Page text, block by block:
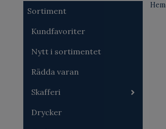
Sortiment
Kundfavoriter
Nytt i sortimentet
Rädda varan
Skafferi
Drycker
Hem